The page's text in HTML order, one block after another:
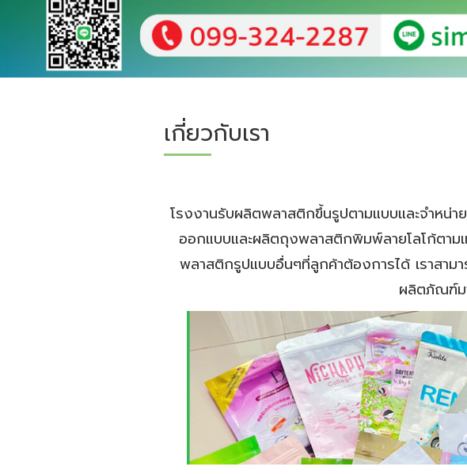
เกี่ยวกับเรา
โรงงานรับผลิตพลาสติกขึ้นรูปตามแบบและจำห
ออกแบบและผลิตถุงพลาสติกพิมพ์ลายโลโก้ตาม
พลาสติกรูปแบบอื่นๆที่ลูกค้าต้องการได้ เราสา
ผลิตภัณฑ์ม